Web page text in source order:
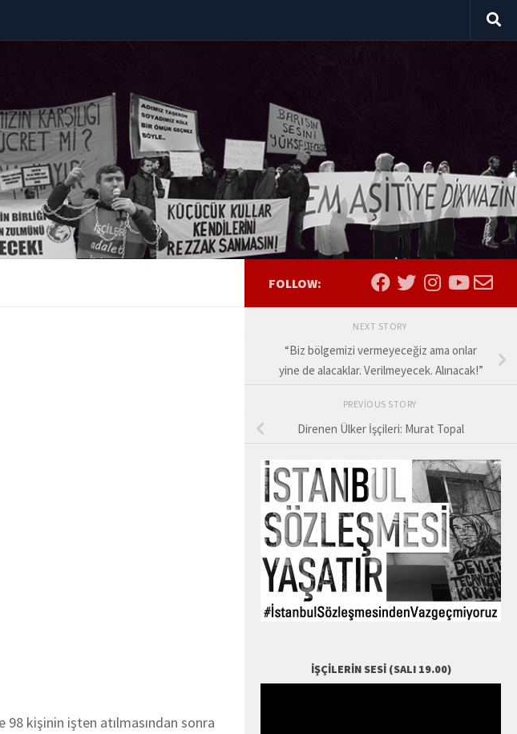
kişinin işten atılmasından sonra
FOLLOW:
NEXT STORY
“Biz bölgemizi vermeyeceğiz ama onlar
yine de alacaklar. Verilmeyecek. Alınacak!”
PREVIOUS STORY
Direnen Ülker İşçileri: Murat Topal
İŞÇILERIN SESI (SALI 19.00)